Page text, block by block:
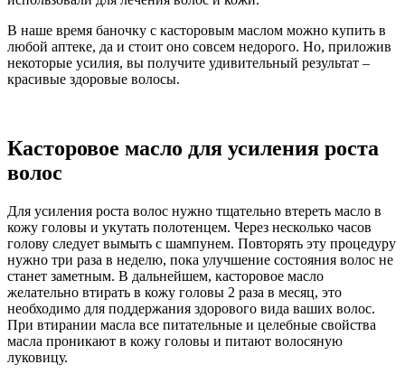
В наше время баночку с касторовым маслом можно купить в
любой аптеке, да и стоит оно совсем недорого. Но, приложив
некоторые усилия, вы получите удивительный результат –
красивые здоровые волосы.
Касторовое масло для усиления роста
волос
Для усиления роста волос нужно тщательно втереть масло в
кожу головы и укутать полотенцем. Через несколько часов
голову следует вымыть с шампунем. Повторять эту процедуру
нужно три раза в неделю, пока улучшение состояния волос не
станет заметным. В дальнейшем, касторовое масло
желательно втирать в кожу головы 2 раза в месяц, это
необходимо для поддержания здорового вида ваших волос.
При втирании масла все питательные и целебные свойства
масла проникают в кожу головы и питают волосяную
луковицу.